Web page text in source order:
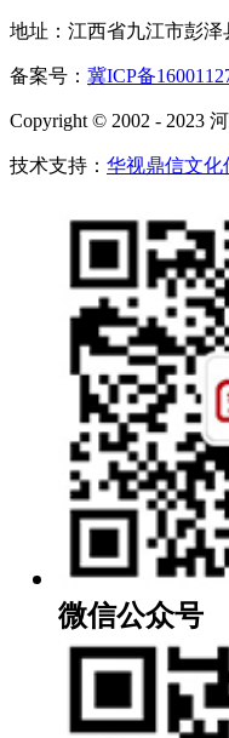
地址：江西省九江市彭
备案号： 冀ICP备
Copyright © 2002 - 2023
技术支持： 华视鼎信文化
微信公众号